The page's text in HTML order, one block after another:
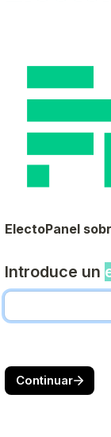
ElectoPanel
Introduce un
Continuar